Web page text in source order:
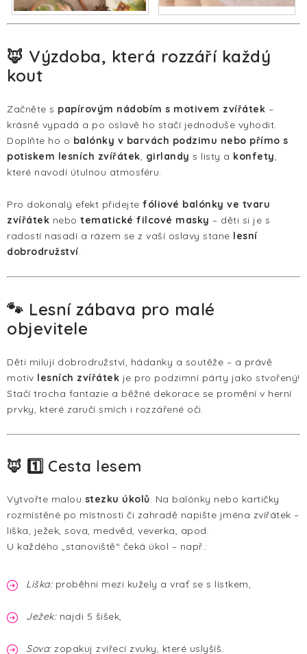
🦊 Výzdoba, která rozzáří každý
kout
Začněte s papírovým nádobím s motivem zvířátek –
krásně vypadá a po oslavě ho stačí jednoduše vyhodit.
Doplňte ho o balónky v barvách podzimu nebo přímo s
potiskem lesních zvířátek, girlandy s listy a konfety,
které navodí útulnou atmosféru.
Pro dokonalý efekt přidejte fóliové balónky ve tvaru
zvířátek nebo tematické filcové masky – děti si je s
radostí nasadí a rázem se z vaší oslavy stane lesní
dobrodružství.
🐾 Lesní zábava pro malé
objevitele
Děti milují dobrodružství, hádanky a soutěže – a právě
motiv lesních zvířátek je pro podzimní párty jako stvořený!
Stačí trocha fantazie a běžné dekorace se promění v herní
prvky, které zaručí smích i rozzářené oči.
🦊 1️⃣ Cesta lesem
Vytvořte malou stezku úkolů. Na balónky nebo kartičky
rozmístěné po místnosti či zahradě napište jména zvířátek –
liška, ježek, sova, medvěd, veverka, apod.
U každého „stanoviště“ čeká úkol – např.:
Liška:proběhni mezi kužely a vrať se s lístkem,
Ježek:najdi 5 šišek,
Sova:zopakuj zvířecí zvuky, které uslyšíš.